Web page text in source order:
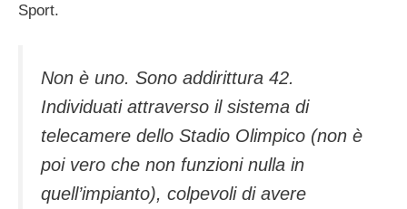
Sport.
Non è uno. Sono addirittura 42.
Individuati attraverso il sistema di
telecamere dello Stadio Olimpico (non è
poi vero che non funzioni nulla in
quell’impianto), colpevoli di avere